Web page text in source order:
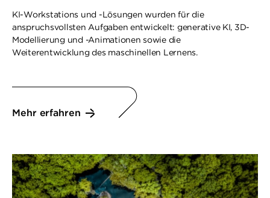
KI-Workstations und -Lösungen wurden für die
anspruchsvollsten Aufgaben entwickelt: generative KI, 3D-
Modellierung und -Animationen sowie die
Weiterentwicklung des maschinellen Lernens.
Mehr erfahren